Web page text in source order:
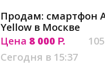
Продам: смартфон
Yellow в Москве
Цена 8 000 Р.
Сегодня в 15:37